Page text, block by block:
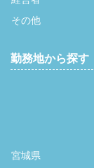
その他
勤務地から探す
宮城県